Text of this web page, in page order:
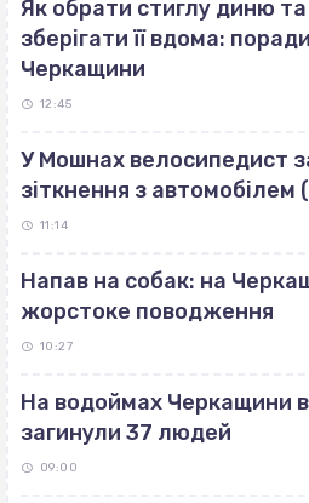
Як обрати стиглу диню
зберігати її вдома:
Черкащини
12:45
У Мошнах велосипедист
зіткнення з
11:14
Напав на собак: на
жорстоке поводження
10:27
На водоймах Черкащини
загинули 37 людей
09:00